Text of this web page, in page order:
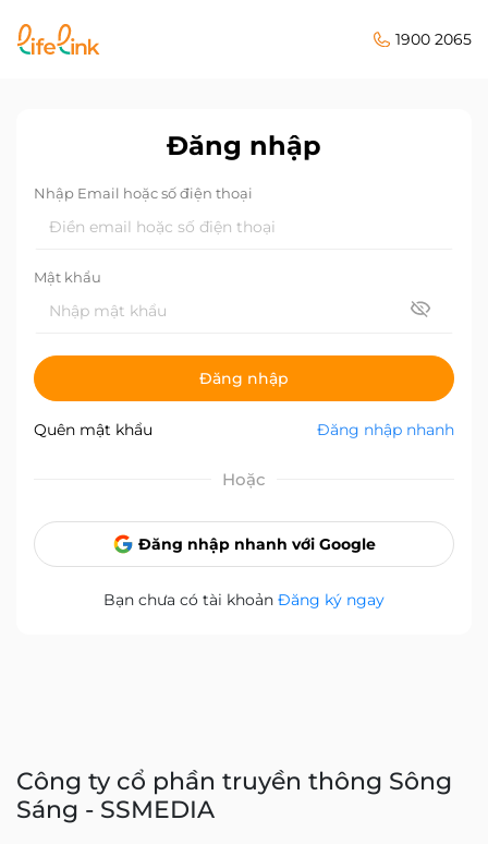
1900 2065
Đăng nhập
Nhập Email hoặc số điện thoại
Mật khẩu
Đăng nhập
Quên mật khẩu Đăng nhập nhanh
Hoặc
Đăng nhập nhanh với Google
Bạn chưa có tài khoản Đăng ký ngay
Công ty cổ phần truyền thông Sông
Sáng - SSMEDIA